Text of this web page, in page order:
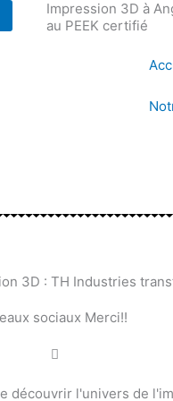
Impression 3D à
au PEEK certifié
3D : TH Industries
sociaux Merci!!
découvrir l'univers de